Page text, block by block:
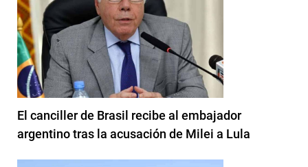
El canciller de Brasil recibe al embajador
argentino tras la acusación de Milei a Lula